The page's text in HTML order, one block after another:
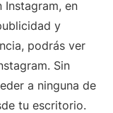
Instagram, en
y
podrás ver
Sin
a ninguna de
tu escritorio.